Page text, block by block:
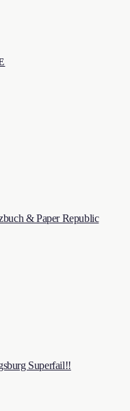
& Paper Republic
Superfail!!